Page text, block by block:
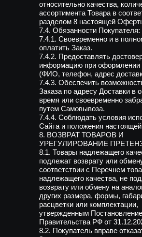
относительно качества,
ассортимента Товара в
разделом 8 настоящей
7.4. Обязанности Покупателя:
7.4.1. Своевременно и в
оплатить Заказ.
7.4.2. Предоставлять
информацию при оформлении
(ФИО, телефон, адрес
7.4.3. Обеспечить
Заказа по адресу Доставки в
время или своевременно
путем Самовывоза.
7.4.4. Соблюдать условия
Сайта и положения
8. ВОЗВРАТ ТОВАРОВ И
УРЕГУЛИРОВАНИЕ
8.1. Товары надлежащего
подлежат возврату или
соответствии с Перечнем
надлежащего качества, не
возврату или обмену на
других размера, формы,
расцветки или комплектации,
утвержденным
Правительства РФ от
8.2. Покупатель вправе